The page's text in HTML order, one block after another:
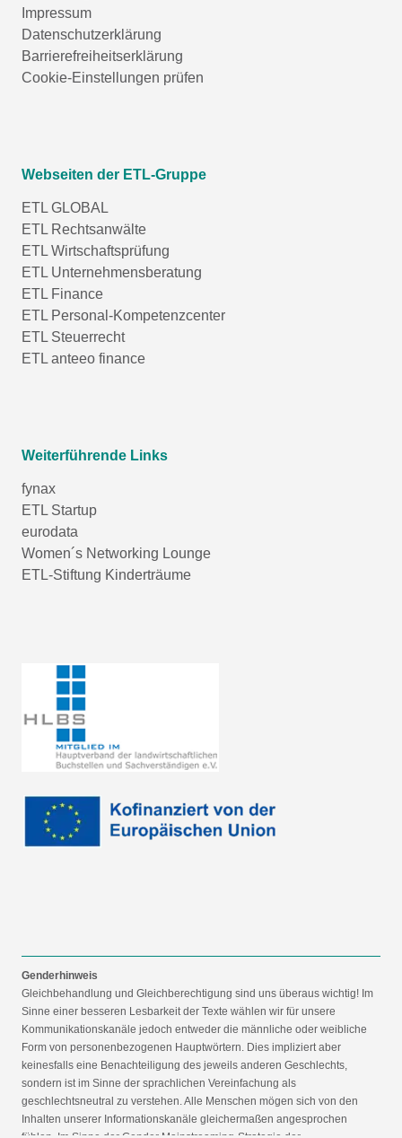
Impressum
Datenschutzerklärung
Barrierefreiheitserklärung
Cookie-Einstellungen prüfen
Webseiten der ETL-Gruppe
ETL GLOBAL
ETL Rechtsanwälte
ETL Wirtschaftsprüfung
ETL Unternehmensberatung
ETL Finance
ETL Personal-Kompetenzcenter
ETL Steuerrecht
ETL anteeo finance
Weiterführende Links
fynax
ETL Startup
eurodata
Women´s Networking Lounge
ETL-Stiftung Kinderträume
Genderhinweis
Gleichbehandlung und Gleichberechtigung sind uns überaus wichtig! Im
Sinne einer besseren Lesbarkeit der Texte wählen wir für unsere
Kommunikationskanäle jedoch entweder die männliche oder weibliche
Form von personenbezogenen Hauptwörtern. Dies impliziert aber
keinesfalls eine Benachteiligung des jeweils anderen Geschlechts,
sondern ist im Sinne der sprachlichen Vereinfachung als
geschlechtsneutral zu verstehen. Alle Menschen mögen sich von den
Inhalten unserer Informationskanäle gleichermaßen angesprochen